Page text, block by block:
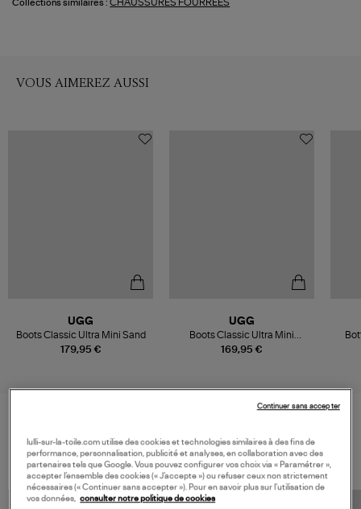
Collections similaires : CHAUSSURES FOURREES
VOUS AIMEREZ AUSSI
179,95 €
UGG
Boots Classic Ultra Mini Sand
169,95 €
UGG
Boots Classic Ultra Mini
Unisexe Chestnut
VOS DERNIERS PRODUITS VUS
lulli-sur-la-toile.com utilise des cookies et technologies similaires à des fins de
performance, personnalisation, publicité et analyses, en collaboration avec des
partenaires tels que Google. Vous pouvez configurer vos choix via « Paramétrer »,
accepter l’ensemble des cookies (« J’accepte ») ou refuser ceux non strictement
nécessaires (« Continuer sans accepter »). Pour en savoir plus sur l’utilisation de
vos données, consulter notre politique de cookies
Continuer sans accepter